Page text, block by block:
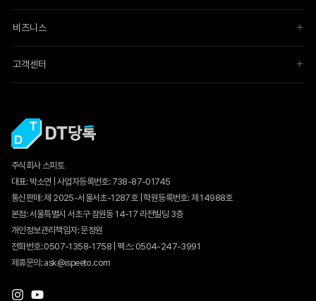
비즈니스
고객센터
주식회사 스피토
대표: 박소연 | 사업자등록번호: 738-87-01745
통신판매:제 2025-서울서초-1287호| 학원등록번호: 제 14988호
본점: 서울특별시 서초구 잠원동 14-17 라전빌딩 3층
개인정보관리책임자: 문정원
전화번호: 0507-1358-1758 | 팩스: 0504-247-3991
제휴문의: ask@ispeeto.com